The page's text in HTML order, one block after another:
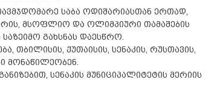
საბა ოდიშარიასთან ერთად,
მსოფლიო და ოლიმპიური თამაშების
გახსნას დაესწრო.
თბილისის, ქუთაისის, სენაკის, რუსთავის,
მონაწილეობენ.
სენაკის მუნიციპალიტეტის მერიის